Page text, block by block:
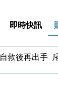
即時快訊
救後再出手